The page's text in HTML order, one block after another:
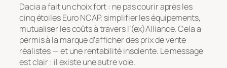
Dacia a fait un choix fort : ne pas courir après les
cinq étoiles Euro NCAP, simplifier les équipements,
mutualiser les coûts à travers l’(ex)Alliance. Cela a
permis à la marque d’afficher des prix de vente
réalistes — et une rentabilité insolente. Le message
est clair : il existe une autre voie.